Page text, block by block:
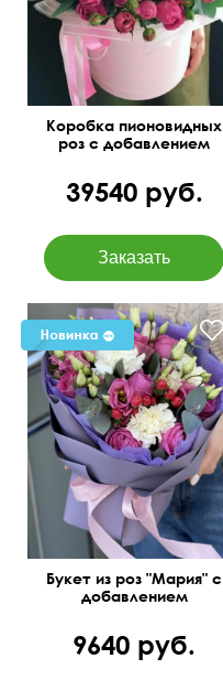
Коробка пионовидных
роз с добавлением
39540 руб.
Букет из роз "Мария" с
добавлением
9640 руб.